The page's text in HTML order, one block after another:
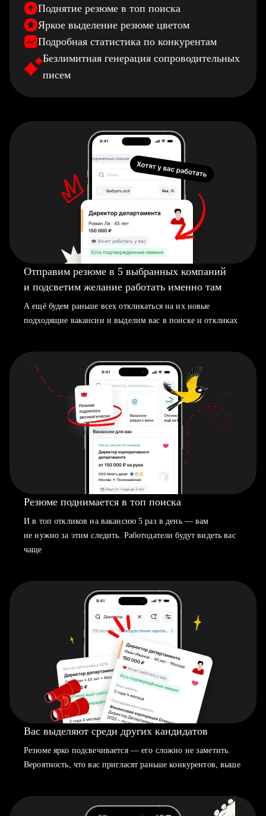
Поднятие резюме в топ поиска
Яркое выделение резюме цветом
Подробная статистика по конкурентам
Безлимитная генерация сопроводительных
писем
Отправим резюме в 5 выбранных компаний
и подсветим желание работать именно там
А ещё будем раньше всех откликаться на их новые
подходящие вакансии и выделим вас в поиске и откликах
Резюме поднимается в топ поиска
И в топ откликов на вакансию 5 раз в день — вам
не нужно за этим следить. Работодатели будут видеть вас
чаще
Вас выделяют среди других кандидатов
Резюме ярко подсвечивается — его сложно не заметить.
Вероятность, что вас пригласят раньше конкурентов, выше